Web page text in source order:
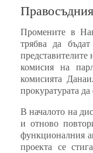
Промените в
трябва да
комисия на
комисията
прокуратурата
В началото на
и отново
функционалния
проекта се